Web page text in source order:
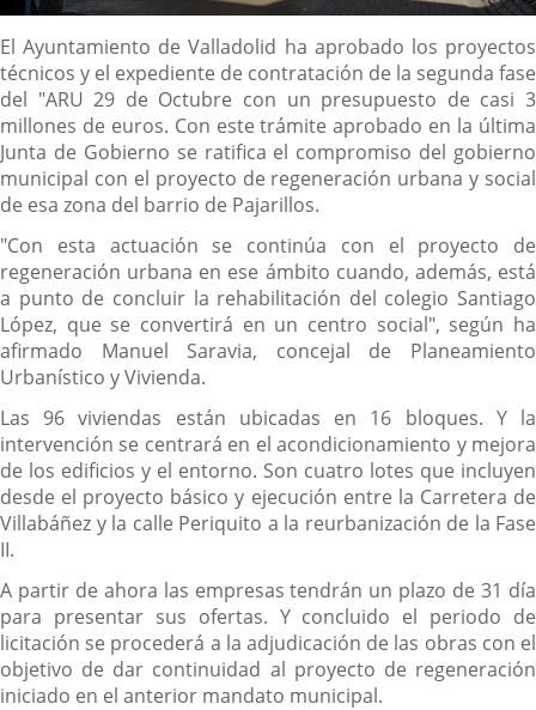
Descripción
El Ayuntamiento de Valladolid ha aprobado los proyectos
técnicos y el expediente de contratación de la segunda fase
del "ARU 29 de Octubre con un presupuesto de casi 3
millones de euros. Con este trámite aprobado en la última
Junta de Gobierno se ratifica el compromiso del gobierno
municipal con el proyecto de regeneración urbana y social
de esa zona del barrio de Pajarillos.
"Con esta actuación se continúa con el proyecto de
regeneración urbana en ese ámbito cuando, además, está
a punto de concluir la rehabilitación del colegio Santiago
López, que se convertirá en un centro social", según ha
afirmado Manuel Saravia, concejal de Planeamiento
Urbanístico y Vivienda.
Las 96 viviendas están ubicadas en 16 bloques. Y la
intervención se centrará en el acondicionamiento y mejora
de los edificios y el entorno. Son cuatro lotes que incluyen
desde el proyecto básico y ejecución entre la Carretera de
Villabáñez y la calle Periquito a la reurbanización de la Fase
II.
A partir de ahora las empresas tendrán un plazo de 31 día
para presentar sus ofertas. Y concluido el periodo de
licitación se procederá a la adjudicación de las obras con el
objetivo de dar continuidad al proyecto de regeneración
iniciado en el anterior mandato municipal.